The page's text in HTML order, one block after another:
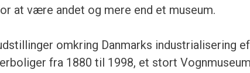
at være andet og mere end et museum.
omkring Danmarks industrialisering
fra 1880 til 1998, et stort